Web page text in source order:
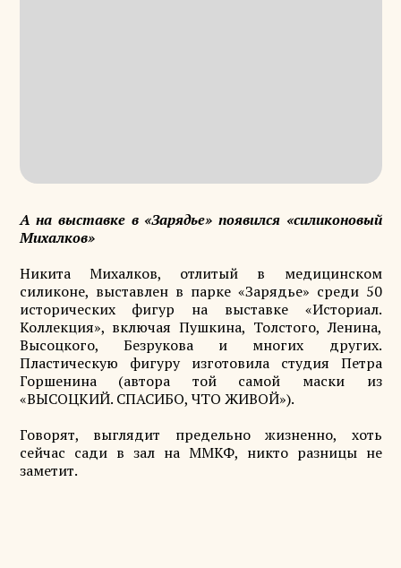
А на выставке в «Зарядье» появился «силиконовый
Михалков»
Никита Михалков, отлитый в медицинском
силиконе, выставлен в парке «Зарядье» среди 50
исторических фигур на выставке «Историал.
Коллекция», включая Пушкина, Толстого, Ленина,
Высоцкого, Безрукова и многих других.
Пластическую фигуру изготовила студия Петра
Горшенина (автора той самой маски из
«ВЫСОЦКИЙ. СПАСИБО, ЧТО ЖИВОЙ»).
Говорят, выглядит предельно жизненно, хоть
сейчас сади в зал на ММКФ, никто разницы не
заметит.